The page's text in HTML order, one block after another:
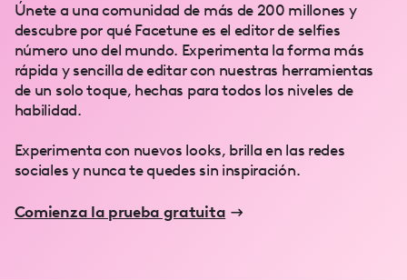
Únete a una comunidad de más de 200 millones y
descubre por qué Facetune es el editor de selfies
número uno del mundo. Experimenta la forma más
rápida y sencilla de editar con nuestras herramientas
de un solo toque, hechas para todos los niveles de
habilidad.
Experimenta con nuevos looks, brilla en las redes
sociales y nunca te quedes sin inspiración.
Comienza la prueba gratuita